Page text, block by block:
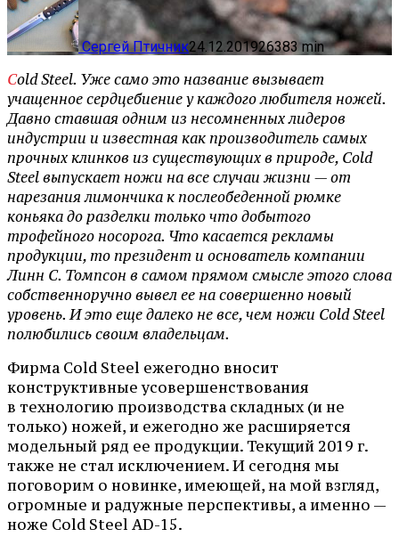
Сергей Птичник24.12.201926383min
Cold Steel. Уже само это название вызывает
учащенное сердцебиение у каждого любителя ножей.
Давно ставшая одним из несомненных лидеров
индустрии и известная как производитель самых
прочных клинков из существующих в природе, Cold
Steel выпускает ножи на все случаи жизни — от
нарезания лимончика к послеобеденной рюмке
коньяка до разделки только что добытого
трофейного носорога. Что касается рекламы
продукции, то президент и основатель компании
Линн С. Томпсон в самом прямом смысле этого слова
собственноручно вывел ее на совершенно новый
уровень. И это еще далеко не все, чем ножи Cold Steel
полюбились своим владельцам.
Фирма Cold Steel ежегодно вносит
конструктивные усовершенствования
в технологию производства складных (и не
только) ножей, и ежегодно же расширяется
модельный ряд ее продукции. Текущий 2019 г.
также не стал исключением. И сегодня мы
поговорим о новинке, имеющей, на мой взгляд,
огромные и радужные перспективы, а именно —
ноже Cold Steel AD-15.